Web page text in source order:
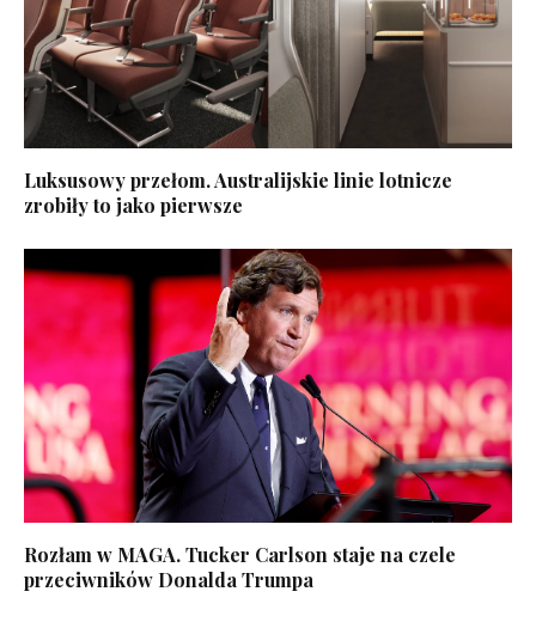
Luksusowy przełom. Australijskie linie lotnicze
zrobiły to jako pierwsze
Rozłam w MAGA. Tucker Carlson staje na czele
przeciwników Donalda Trumpa